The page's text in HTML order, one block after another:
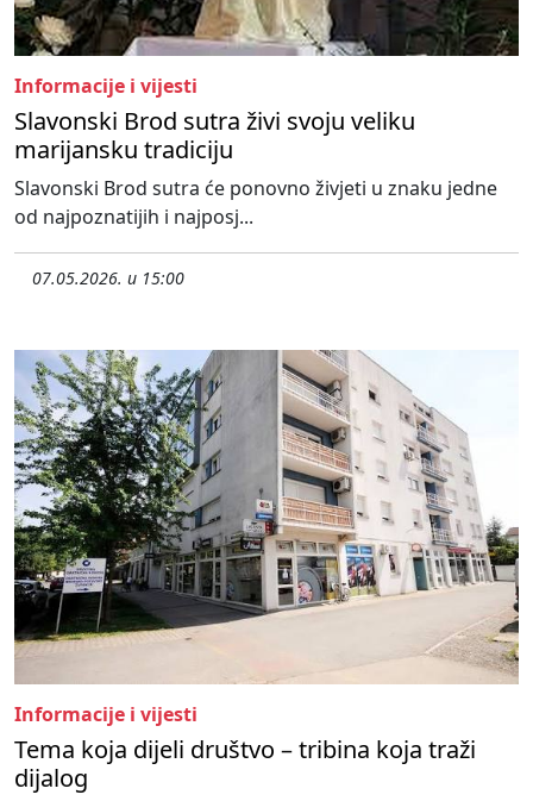
Informacije i vijesti
Slavonski Brod sutra živi svoju veliku
marijansku tradiciju
Slavonski Brod sutra će ponovno živjeti u znaku jedne
od najpoznatijih i najposj...
07.05.2026. u 15:00
Informacije i vijesti
Tema koja dijeli društvo – tribina koja traži
dijalog